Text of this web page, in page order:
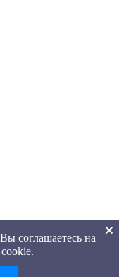
соглашаетесь на